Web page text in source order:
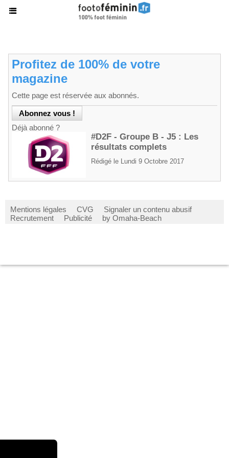
Profitez de 100% de votre
magazine
Cette page est réservée aux abonnés.
Déjà abonné ?
#D2F - Groupe B - J5 : Les
résultats complets
Rédigé le Lundi 9 Octobre 2017
Mentions légales CVG
Signaler un contenu abusif
Recrutement
Publicité by Omaha-Beach